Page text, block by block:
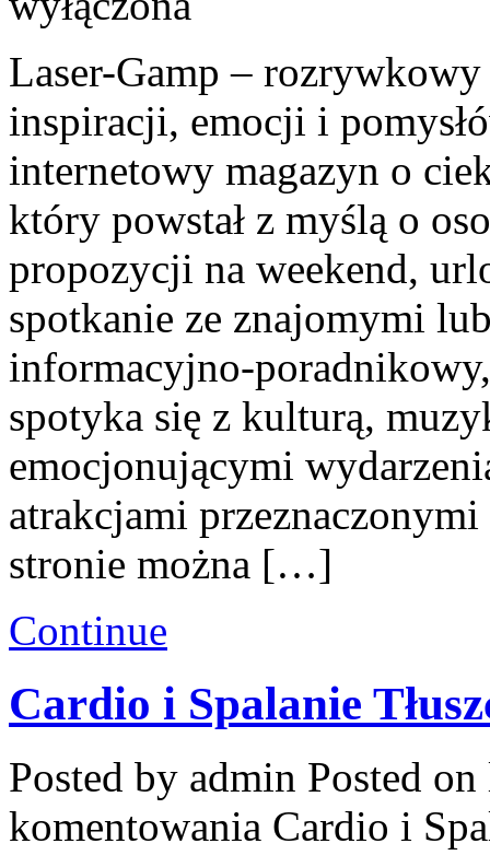
Laser-Gamp –
inspiracji, emocji i
internetowy magazyn o
który powstał z myślą o
propozycji na weekend,
spotkanie ze znajomymi
informacyjno-
spotyka się z kulturą,
emocjonującymi
atrakcjami
stronie można […]
Continue
Cardio i Spalanie
Posted by admin Posted
komentowania Cardio i